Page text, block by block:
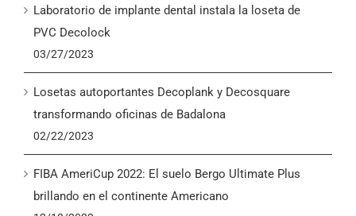
Laboratorio de implante dental instala la loseta de
PVC Decolock
03/27/2023
Losetas autoportantes Decoplank y Decosquare
transformando oficinas de Badalona
02/22/2023
FIBA AmeriCup 2022: El suelo Bergo Ultimate Plus
brillando en el continente Americano